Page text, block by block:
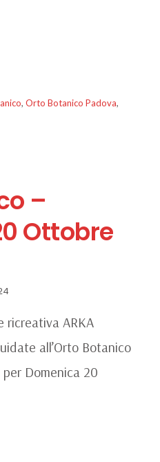
, Orto Botanico Padova,
–
Ottobre
ricreativa ARKA
all’Orto Botanico
Domenica 20